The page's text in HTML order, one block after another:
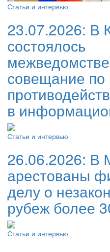
Статьи и интервью
23.07.2026: В
состоялось
совещание по
в
Статьи и интервью
26.06.2026: В
арестованы
делу о
рубеж более
Статьи и интервью